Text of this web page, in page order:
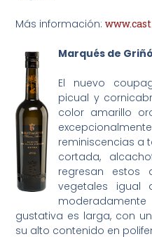
Más información:
Marqués de
El nuevo
picual y
color amarillo
reminiscencias a
cortada,
regresan estos
vegetales igual
gustativa es larga, con
su alto contenido en